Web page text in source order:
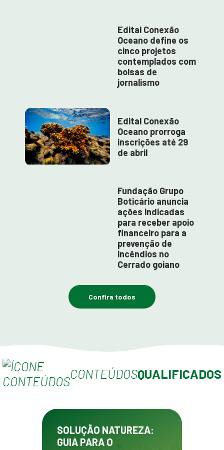
Edital Conexão
Oceano define os
cinco projetos
contemplados com
bolsas de
jornalismo
Edital Conexão
Oceano prorroga
inscrições até 29
de abril
Fundação Grupo
Boticário anuncia
ações indicadas
para receber apoio
financeiro para a
prevenção de
incêndios no
Cerrado goiano
Confira todos
CONTEÚDOSQUALIFICADOS
SOLUÇÃO NATUREZA:
GUIA PARA O